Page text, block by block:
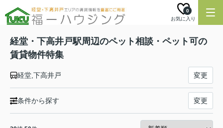
お気に入り
0
経堂・下高井戸駅周辺のペット相談・ペット可の
賃貸物件特集
経堂,下高井戸 変更
条件から探す 変更